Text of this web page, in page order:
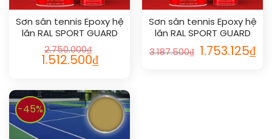
Sơn sân tennis Epoxy hệ
lăn RAL SPORT GUARD
1019
2.750.000₫
1.512.500₫
Sơn sân tennis Epoxy hệ
lăn RAL SPORT GUARD
1006
3.187.500₫ 1.753.125₫
-45%